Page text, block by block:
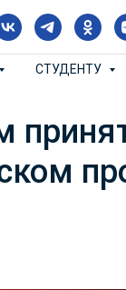
СТУДЕНТУ